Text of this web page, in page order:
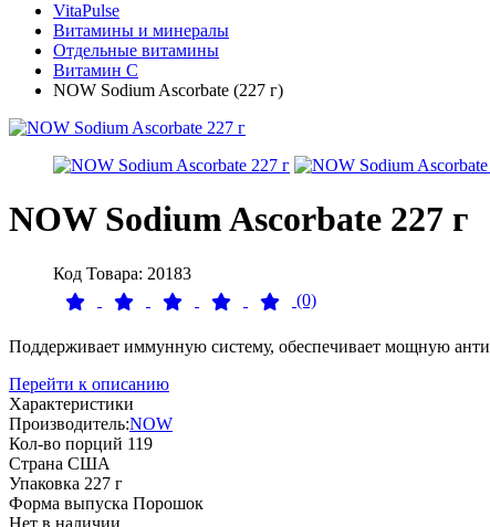
VitaPulse
Витамины и минералы
Отдельные витамины
Витамин С
NOW Sodium Ascorbate (227 г)
NOW Sodium Ascorbate 227 г
Код Товара: 20183
(0)
Поддерживает иммунную систему, обеспечивает мощную
Перейти к описанию
Характеристики
Производитель:NOW
Кол-во порций 119
Страна США
Упаковка 227 г
Форма выпуска Порошок
Нет в наличии